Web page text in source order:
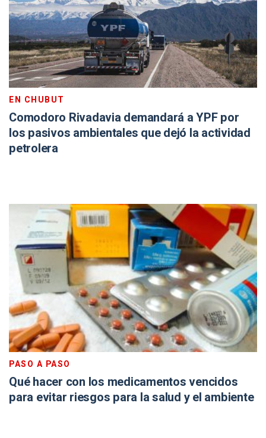
EN CHUBUT
Comodoro Rivadavia demandará a YPF por
los pasivos ambientales que dejó la actividad
petrolera
PASO A PASO
Qué hacer con los medicamentos vencidos
para evitar riesgos para la salud y el ambiente